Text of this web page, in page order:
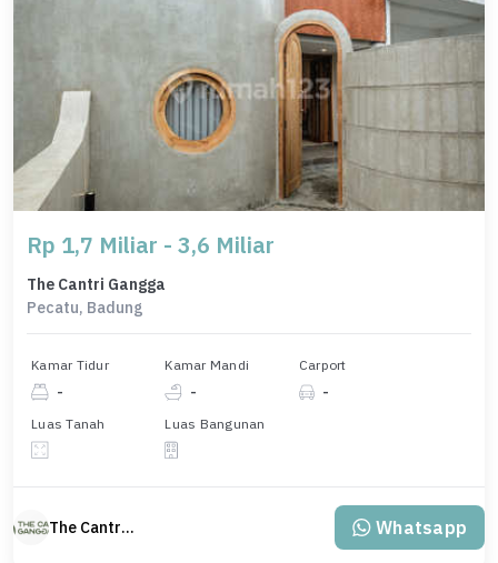
Rp 1,7 Miliar - 3,6 Miliar
The Cantri Gangga
Pecatu, Badung
Kamar Tidur
-
Kamar Mandi
-
Carport
-
Luas Tanah Luas Bangunan
The Cantri Gangga Whatsapp